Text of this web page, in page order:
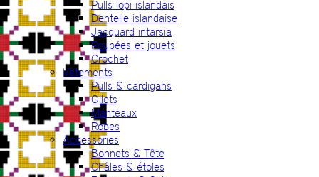
Pulls lopi islandais
Dentelle islandaise
Jacquard intarsia
Poupées et jouets
Crochet
Vêtements
Pulls & cardigans
Gilets
Manteaux
Robes
Accessories
Bonnets & Tête
Châles & étoles